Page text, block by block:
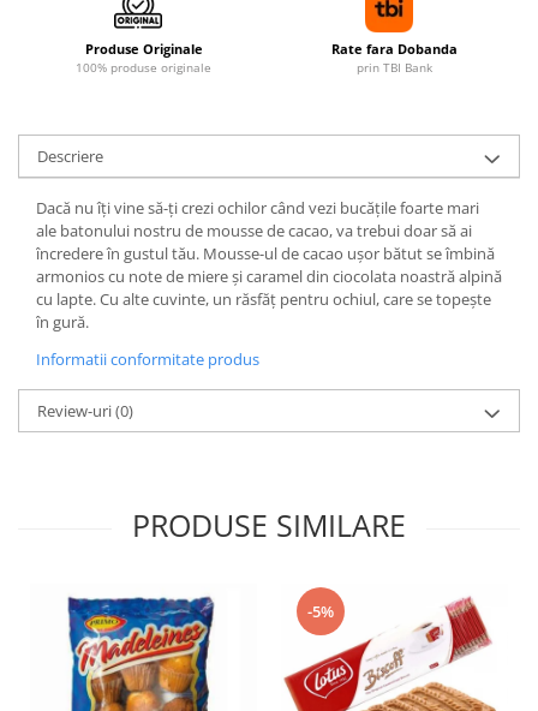
Produse Originale
100% produse originale
Rate fara Dobanda
prin TBI Bank
Descriere
Dacă nu îți vine să-ți crezi ochilor când vezi bucățile foarte mari
ale batonului nostru de mousse de cacao, va trebui doar să ai
încredere în gustul tău. Mousse-ul de cacao ușor bătut se îmbină
armonios cu note de miere și caramel din ciocolata noastră alpină
cu lapte. Cu alte cuvinte, un răsfăț pentru ochiul, care se topește
în gură.
Informatii conformitate produs
Review-uri(0)
PRODUSE SIMILARE
-5%